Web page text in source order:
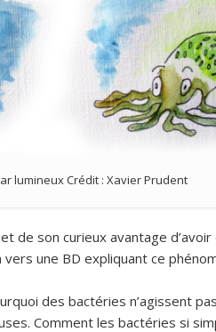
lumineux Crédit : Xavier Prudent
de son curieux avantage
une BD expliquant ce
des bactéries n’agissent
Comment les bactéries si